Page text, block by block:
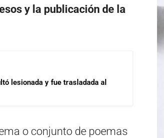
y la publicación de la
lesionada y fue trasladada al
o conjunto de poemas